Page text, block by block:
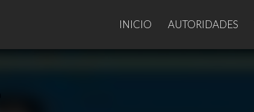
INICIO AUTORIDADES